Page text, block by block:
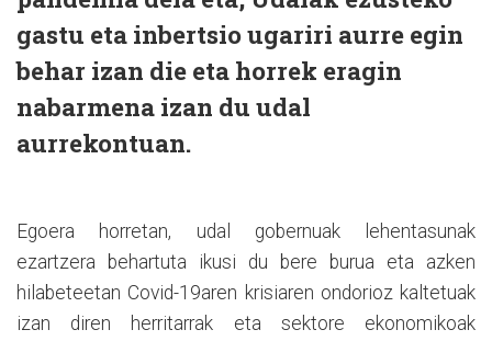
gastu eta inbertsio ugariri aurre egin
behar izan die eta horrek eragin
nabarmena izan du udal
aurrekontuan.
Egoera horretan, udal gobernuak lehentasunak
ezartzera behartuta ikusi du bere burua eta azken
hilabeteetan Covid-19aren krisiaren ondorioz kaltetuak
izan diren herritarrak eta sektore ekonomikoak